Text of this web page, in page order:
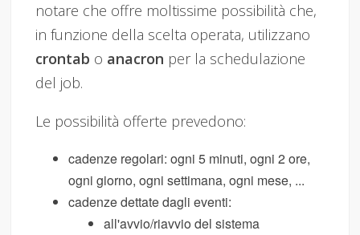
notare che offre moltissime possibilità che,
in funzione della scelta operata, utilizzano
crontab o anacron per la schedulazione
del job.
Le possibilità offerte prevedono:
cadenze regolari: ogni 5 minuti, ogni 2 ore,
ogni giorno, ogni settimana, ogni mese, ...
cadenze dettate dagli eventi:
all'avvio/riavvio del sistema